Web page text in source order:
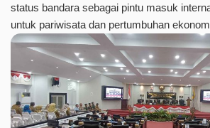
status bandara sebagai pintu masuk
untuk pariwisata dan pertumbuhan